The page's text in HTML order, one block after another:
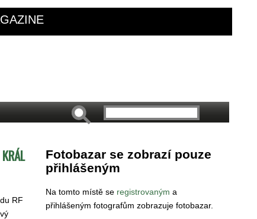
RF
Fotobazar se zobrazí pouze
přihlášeným
Na tomto místě se registrovaným a
přihlášeným fotografům zobrazuje fotobazar.